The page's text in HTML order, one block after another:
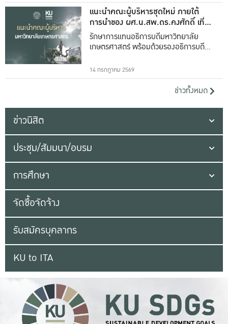
แนะนำคณะผู้บริหารชุดใหม่ ภายใต้
การนำของ ผศ.น.สพ.ดร.คงศักดิ์ เที่ยง
ธรรม
รักษาการแทนอธิการบดีมหาวิทยาลัย
เกษตรศาสตร์ พร้อมด้วยรองอธิการบดีทั้ง
14 กรกฎาคม 2569
ข่าวทั้งหมด
ข่าวนิสิต
ประชุม/สัมมนา/อบรม
การศึกษา
จัดซื้อจัดจ้าง
รับสมัครบุคลากร
KU to ITA